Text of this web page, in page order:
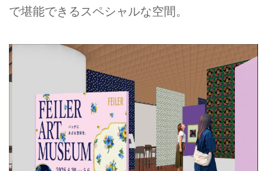
で堪能できるスペシャルな空間。